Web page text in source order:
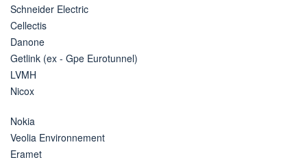
Schneider Electric
Cellectis
Danone
Getlink (ex - Gpe Eurotunnel)
LVMH
Nicox
Nokia
Veolia Environnement
Eramet